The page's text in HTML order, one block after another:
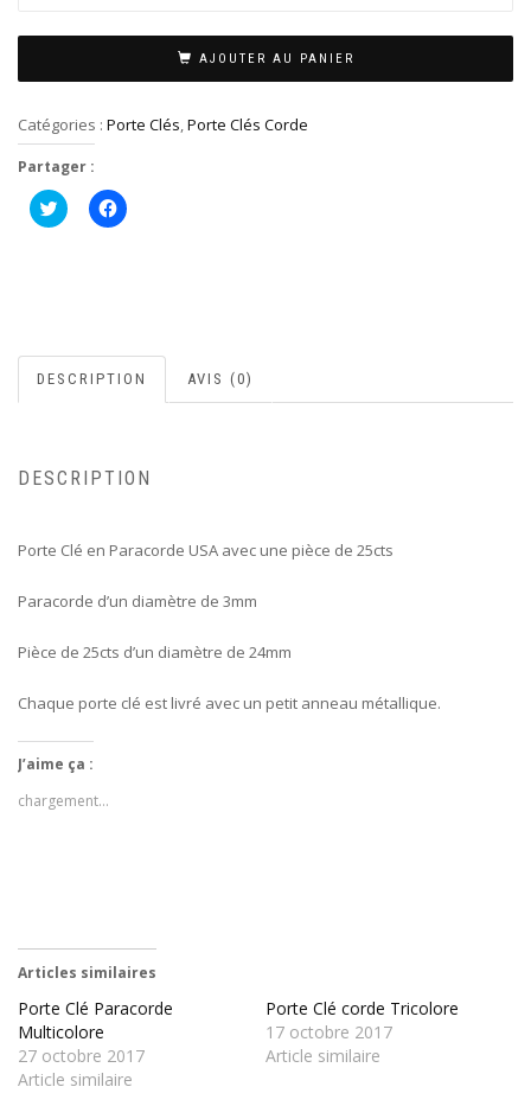
AJOUTER AU PANIER
Catégories : Porte Clés,Porte Clés Corde
Partager :
Cliquez
pour
Cliquez
pour
DESCRIPTION AVIS (0)
DESCRIPTION
Porte Clé en Paracorde USA avec une pièce de 25cts
Paracorde d’un diamètre de 3mm
Pièce de 25cts d’un diamètre de 24mm
Chaque porte clé est livré avec un petit anneau métallique.
J’aime ça :
chargement…
Articles similaires
Porte Clé Paracorde
Multicolore
27 octobre 2017
Article similaire
Porte Clé corde Tricolore
17 octobre 2017
Article similaire